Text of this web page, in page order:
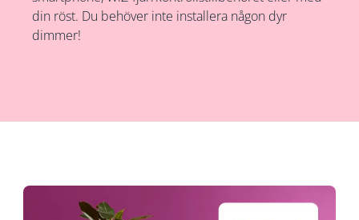
din röst. Du behöver inte installera någon dyr
dimmer!